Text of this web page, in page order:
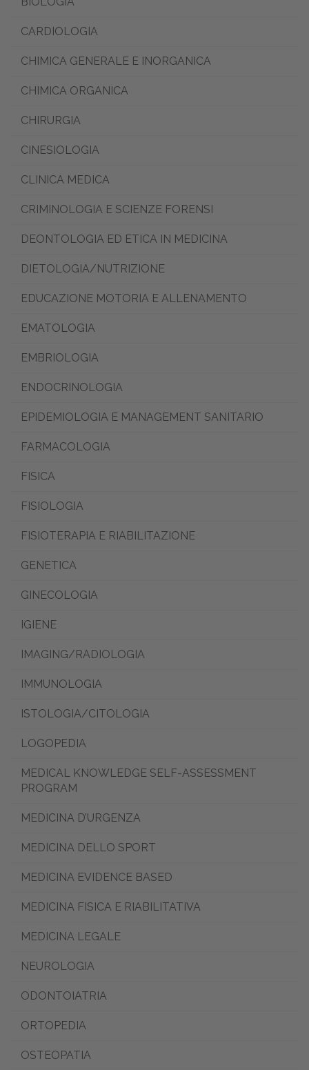
CARDIOLOGIA
CHIMICA GENERALE E INORGANICA
CHIMICA ORGANICA
CHIRURGIA
CINESIOLOGIA
CLINICA MEDICA
CRIMINOLOGIA E SCIENZE FORENSI
DEONTOLOGIA ED ETICA IN MEDICINA
DIETOLOGIA/NUTRIZIONE
EDUCAZIONE MOTORIA E ALLENAMENTO
EMATOLOGIA
EMBRIOLOGIA
ENDOCRINOLOGIA
EPIDEMIOLOGIA E MANAGEMENT SANITARIO
FARMACOLOGIA
FISICA
FISIOLOGIA
FISIOTERAPIA E RIABILITAZIONE
GENETICA
GINECOLOGIA
IGIENE
IMAGING/RADIOLOGIA
IMMUNOLOGIA
ISTOLOGIA/CITOLOGIA
LOGOPEDIA
MEDICAL KNOWLEDGE SELF-ASSESSMENT
PROGRAM
MEDICINA D’URGENZA
MEDICINA DELLO SPORT
MEDICINA EVIDENCE BASED
MEDICINA FISICA E RIABILITATIVA
MEDICINA LEGALE
NEUROLOGIA
ODONTOIATRIA
ORTOPEDIA
OSTEOPATIA